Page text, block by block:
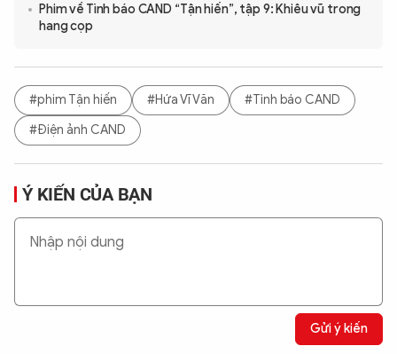
Phim về Tình báo CAND “Tận hiến”, tập 9: Khiêu vũ trong
hang cọp
#phim Tận hiến #Hứa Vĩ Văn
#Tình báo CAND
#Điện ảnh CAND
Ý KIẾN CỦA BẠN
Gửi ý kiến